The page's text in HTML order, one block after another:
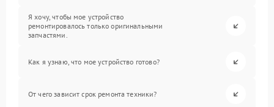
Я хочу, чтобы мое устройство
ремонтировалось только оригинальными
запчастями.
Как я узнаю, что мое устройство готово?
От чего зависит срок ремонта техники?